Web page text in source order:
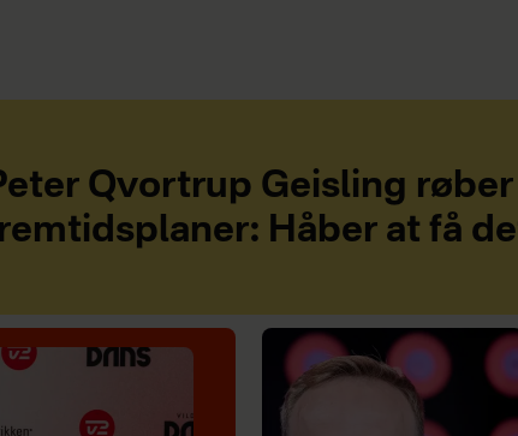
Qvortrup Geisling røber
Håber at få